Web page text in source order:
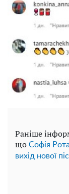
Раніше
що Софія
вихід нової